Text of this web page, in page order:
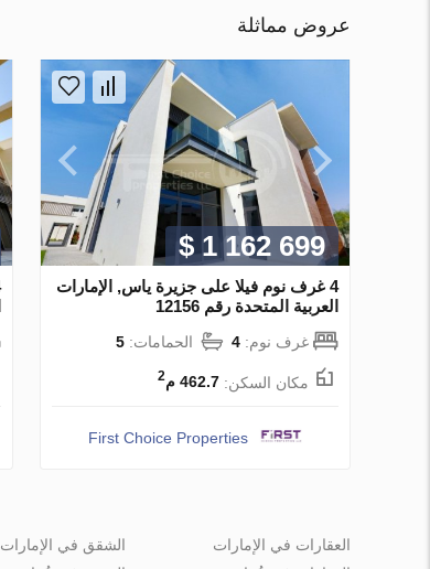
عروض مماثلة
$ 1 162 699
4 غرف نوم فيلا على جزيرة ياس, الإمارات
العربية المتحدة رقم 12156
غرف نوم: 4 الحمامات: 5
مكان السكن: 462.7 م 2
First Choice Properties
العقارات في الإمارات
الشقق في الإمارات